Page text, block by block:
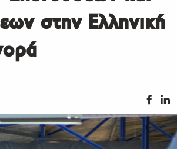
στην Ελληνική